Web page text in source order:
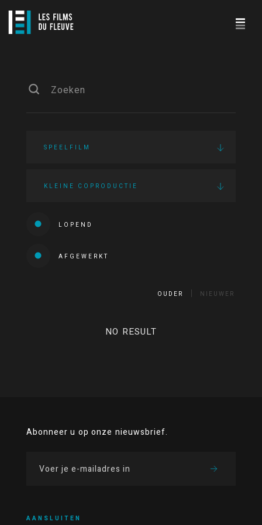
SPEELFILM
KLEINE COPRODUCTIE
LOPEND
AFGEWERKT
OUDER NIEUWER
NO RESULT
Abonneer u op onze nieuwsbrief.
AANSLUITEN